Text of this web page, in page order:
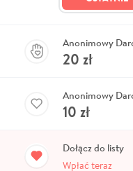
Anonimowy
20 zł
Anonimowy
10 zł
Dołącz do listy
Wpłać teraz